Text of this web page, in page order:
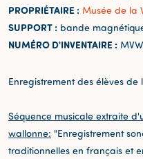
PROPRIÉTAIRE : Musée de la
SUPPORT : bande
NUMÉRO D'INVENTAIRE :
Enregistrement des élèves
Séquence musicale extraite
wallonne: "Enregistrement
traditionnelles en français et